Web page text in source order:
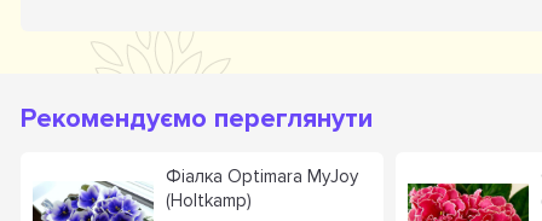
Рекомендуємо переглянути
Фіалка Optimara MyJoy
(Holtkamp)